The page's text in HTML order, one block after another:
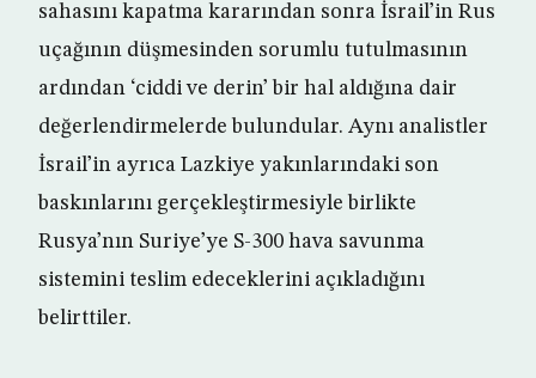
sahasını kapatma kararından sonra İsrail’in Rus
uçağının düşmesinden sorumlu tutulmasının
ardından ‘ciddi ve derin’ bir hal aldığına dair
değerlendirmelerde bulundular. Aynı analistler
İsrail’in ayrıca Lazkiye yakınlarındaki son
baskınlarını gerçekleştirmesiyle birlikte
Rusya’nın Suriye’ye S-300 hava savunma
sistemini teslim edeceklerini açıkladığını
belirttiler.